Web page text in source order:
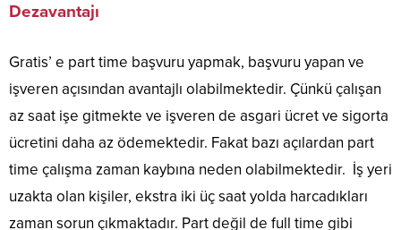
Dezavantajı
Gratis’ e part time başvuru yapmak, başvuru yapan ve
işveren açısından avantajlı olabilmektedir. Çünkü çalışan
az saat işe gitmekte ve işveren de asgari ücret ve sigorta
ücretini daha az ödemektedir. Fakat bazı açılardan part
time çalışma zaman kaybına neden olabilmektedir. İş yeri
uzakta olan kişiler, ekstra iki üç saat yolda harcadıkları
zaman sorun çıkmaktadır. Part değil de full time gibi